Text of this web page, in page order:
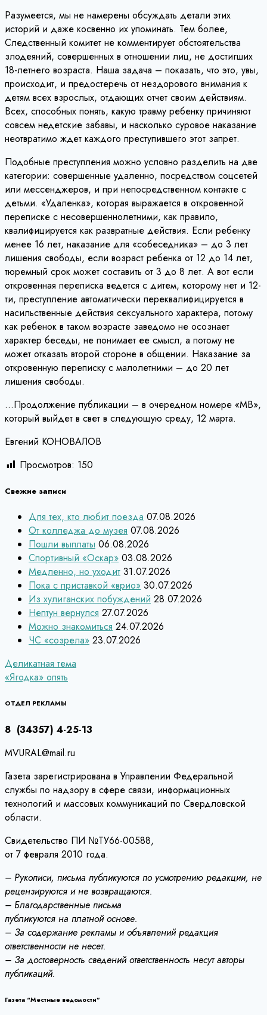
Разумеется, мы не намерены обсуждать детали этих
историй и даже косвенно их упоминать. Тем более,
Следственный комитет не комментирует обстоятельства
злодеяний, совершенных в отношении лиц, не достигших
18-летнего возраста. Наша задача – показать, что это, увы,
происходит, и предостеречь от нездорового внимания к
детям всех взрослых, отдающих отчет своим действиям.
Всех, способных понять, какую травму ребенку причиняют
совсем недетские забавы, и насколько суровое наказание
неотвратимо ждет каждого преступившего этот запрет.
Подобные преступления можно условно разделить на две
категории: совершенные удаленно, посредством соцсетей
или мессенджеров, и при непосредственном контакте с
детьми. «Удаленка», которая выражается в откровенной
переписке с несовершеннолетними, как правило,
квалифицируется как развратные действия. Если ребенку
менее 16 лет, наказание для «собеседника» – до 3 лет
лишения свободы, если возраст ребенка от 12 до 14 лет,
тюремный срок может составить от 3 до 8 лет. А вот если
откровенная переписка ведется с дитем, которому нет и 12-
ти, преступление автоматически переквалифицируется в
насильственные действия сексуального характера, потому
как ребенок в таком возрасте заведомо не осознает
характер беседы, не понимает ее смысл, а потому не
может отказать второй стороне в общении. Наказание за
откровенную переписку с малолетними – до 20 лет
лишения свободы.
…Продолжение публикации – в очередном номере «МВ»,
который выйдет в свет в следующую среду, 12 марта.
Евгений КОНОВАЛОВ
Просмотров: 150
Свежие записи
Для тех, кто любит поезда 07.08.2026
От колледжа до музея 07.08.2026
Пошли выплаты 06.08.2026
Спортивный «Оскар» 03.08.2026
Медленно, но уходит 31.07.2026
Пока с приставкой «врио» 30.07.2026
Из хулиганских побуждений 28.07.2026
Нептун вернулся 27.07.2026
Можно знакомиться 24.07.2026
ЧС «созрела» 23.07.2026
Навигация
по
записям
Деликатная тема
«Ягодка» опять
ОТДЕЛ РЕКЛАМЫ
8 (34357) 4-25-13
MVURAL@mail.ru
Газета зарегистрирована в Управлении Федеральной
службы по надзору в сфере связи, информационных
технологий и массовых коммуникаций по Свердловской
области.
Свидетельство ПИ №ТУ66-00588,
от 7 февраля 2010 года.
– Рукописи, письма публикуются по усмотрению редакции, не
рецензируются и не возвращаются.
– Благодарственные письма
публикуются на платной основе.
– За содержание рекламы и объявлений редакция
ответственности не несет.
– За достоверность сведений ответственность несут авторы
публикаций.
Газета “Местные ведомости”